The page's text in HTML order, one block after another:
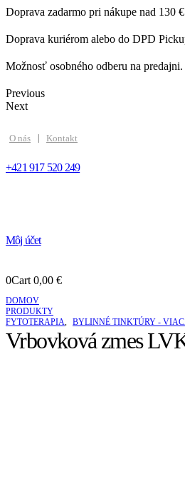
Doprava zadarmo pri nákupe nad 130
Doprava kuriérom alebo do DPD
Možnosť osobného odberu na predajni.
Previous
Next
O nás Kontakt
+421 917 520 249
Môj účet
0Cart 0,00 €
DOMOV
PRODUKTY
FYTOTERAPIA, BYLINNÉ TINKTÚRY -
Vrbovková zmes